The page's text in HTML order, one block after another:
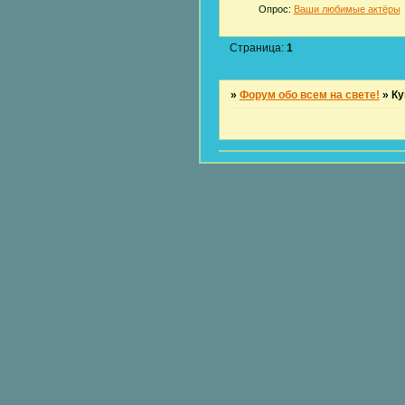
Опрос: Ваши любимые актёры
Страница: 1
» Форум обо всем на свете! »